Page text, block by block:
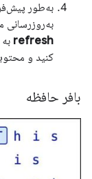
به‌طور
refresh
کنید و
بافر حافظه